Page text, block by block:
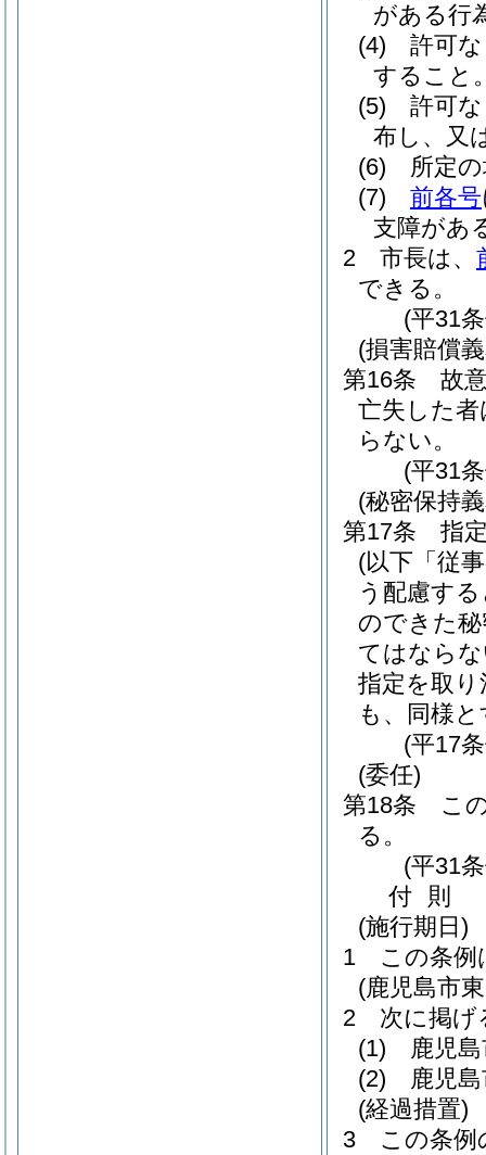
がある行
(4)
許可
すること
(5)
許可
布し、又
(6)
所定
(7)
前各号
支障があ
2
市長は、
できる。
(平31
(損害賠償
第16条
故
亡失した
らない。
(平31
(秘密保持
第17条
指
(以下「従
う配慮す
のできた
てはなら
指定を取
も、同様
(平17
(委任)
第18条
こ
る。
(平31
付 則
(施行期日)
1
この条例
(鹿児島市
2
次に掲げ
(1)
鹿児
(2)
鹿児
(経過措置)
3
この条例